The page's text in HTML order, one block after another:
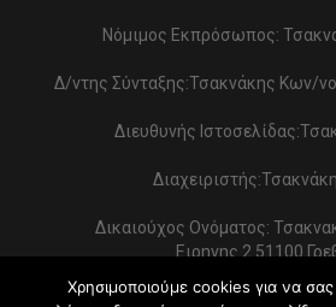
Νόμιμος Εκπρόσωπος:
Δ/ντης Σύνταξης:Τσακνάκης Κων/
Διευθυνής
Δικαιούχος Ονόματος:
Ειρηνης 2 51100
Στοιχεία
Χρησιμοποιούμε cookies για να